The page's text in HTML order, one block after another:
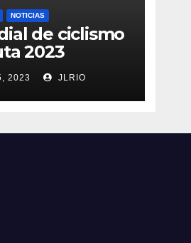
NOTICIAS
de ciclismo
2023
2023 JLRIO